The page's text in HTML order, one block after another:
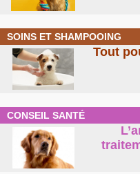
SOINS ET SHAMPOOING
Tout
CONSEIL SANTÉ